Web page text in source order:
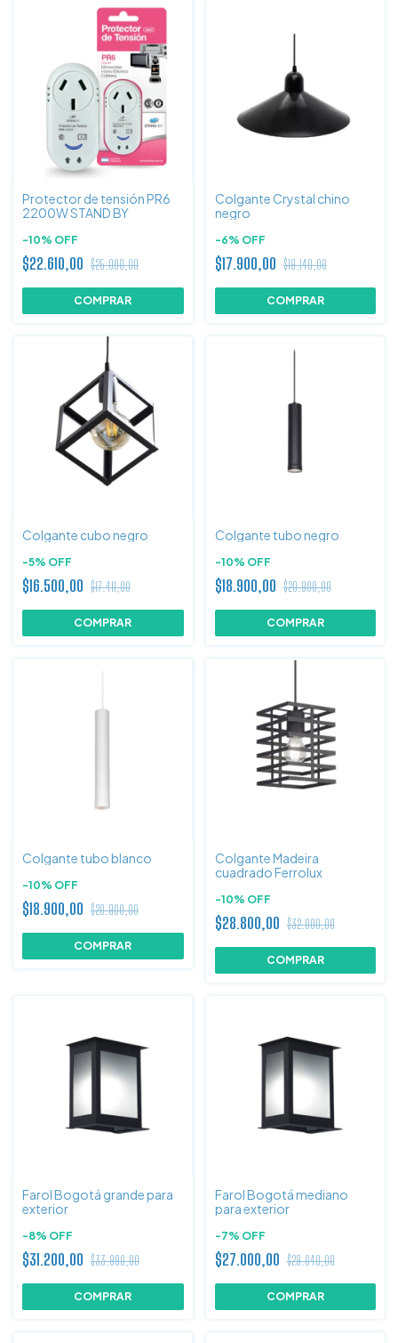
Protector de tensión PR6
2200W STAND BY
-10% OFF
$22.610,00 $25.000,00
Colgante Crystal chino
negro
-6% OFF
$17.900,00 $19.140,00
Colgante cubo negro
-5% OFF
$16.500,00 $17.411,00
Colgante tubo negro
-10% OFF
$18.900,00 $20.900,00
Colgante tubo blanco
-10% OFF
$18.900,00 $20.900,00
Colgante Madeira
cuadrado Ferrolux
-10% OFF
$28.800,00 $32.000,00
Farol Bogotá grande para
exterior
-8% OFF
$31.200,00 $33.990,00
Farol Bogotá mediano
para exterior
-7% OFF
$27.000,00 $29.040,00